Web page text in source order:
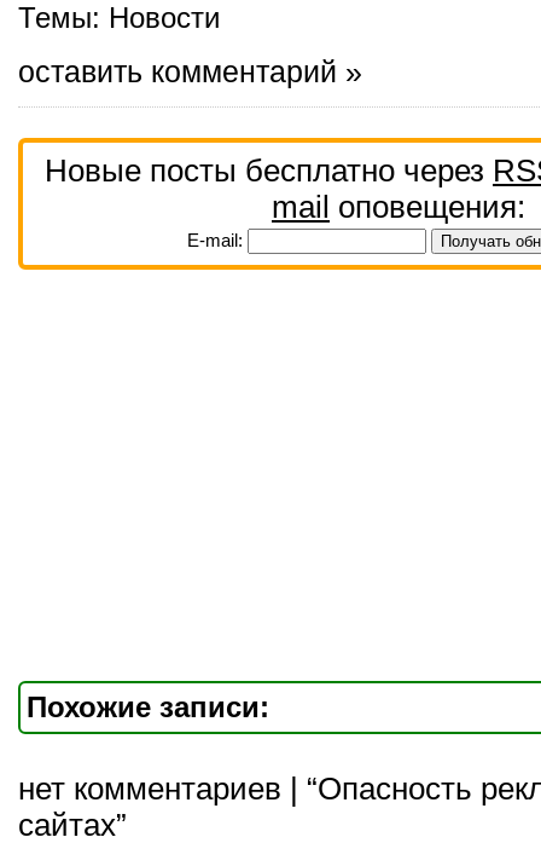
Темы: Новости
оставить комментарий »
Новые посты бесплатно через
mail оповещения:
E-mail:
Похожие записи:
нет комментариев | “Опасность
сайтах”